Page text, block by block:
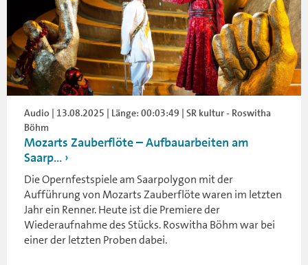
Audio | 13.08.2025 | Länge: 00:03:49 | SR kultur - Roswitha
Böhm
Mozarts Zauberflöte – Aufbauarbeiten am
Saarp...
Die Opernfestspiele am Saarpolygon mit der
Aufführung von Mozarts Zauberflöte waren im letzten
Jahr ein Renner. Heute ist die Premiere der
Wiederaufnahme des Stücks. Roswitha Böhm war bei
einer der letzten Proben dabei.